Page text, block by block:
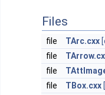
Files
file TArc.cxx
file
file
file
TBox.cxx